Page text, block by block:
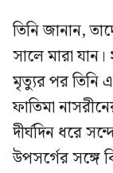
তিনি জানান,
সালে মারা
মৃত্যুর পর তিনি
ফাতিমা
দীর্ঘদিন ধরে
উপসর্গের সঙ্গে